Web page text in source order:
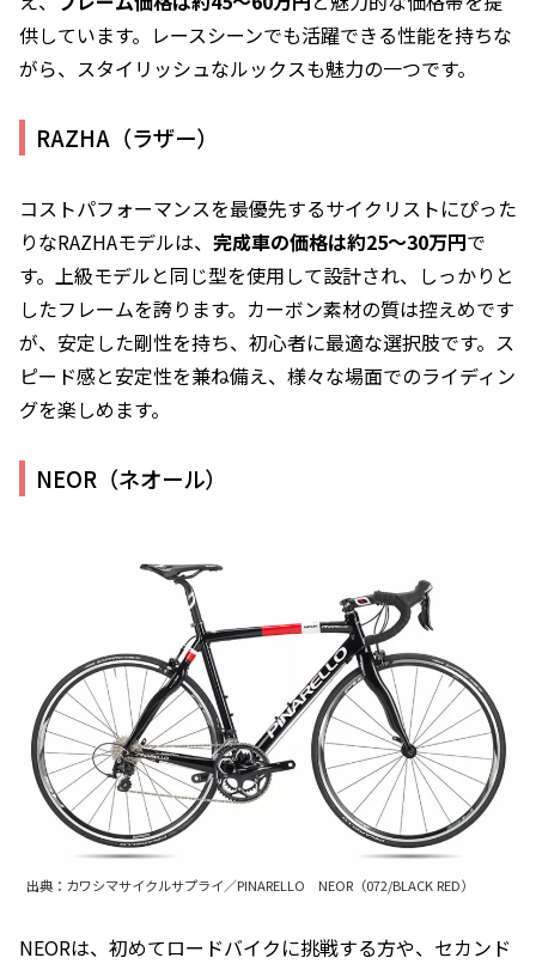
供しています。レースシーンでも活躍できる性能を持ちな
がら、スタイリッシュなルックスも魅力の一つです。
RAZHA（ラザー）
コストパフォーマンスを最優先するサイクリストにぴった
りなRAZHAモデルは、 完成車の価格は約25〜30万円で
す。上級モデルと同じ型を使用して設計され、しっかりと
したフレームを誇ります。カーボン素材の質は控えめです
が、安定した剛性を持ち、初心者に最適な選択肢です。ス
ピード感と安定性を兼ね備え、様々な場面でのライディン
グを楽しめます。
NEOR（ネオール）
出典：カワシマサイクルサプライ／PINARELLO NEOR（072/BLACK RED）
NEORは、初めてロードバイクに挑戦する方や、セカンド